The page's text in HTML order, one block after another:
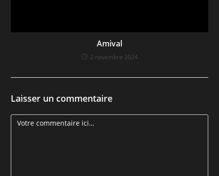
Amival
2 novembre 2024
Laisser un commentaire